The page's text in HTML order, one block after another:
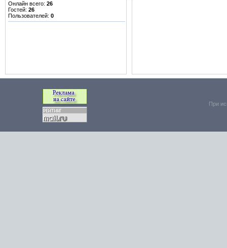
Онлайн всего: 26
Гостей: 26
Пользователей: 0
При